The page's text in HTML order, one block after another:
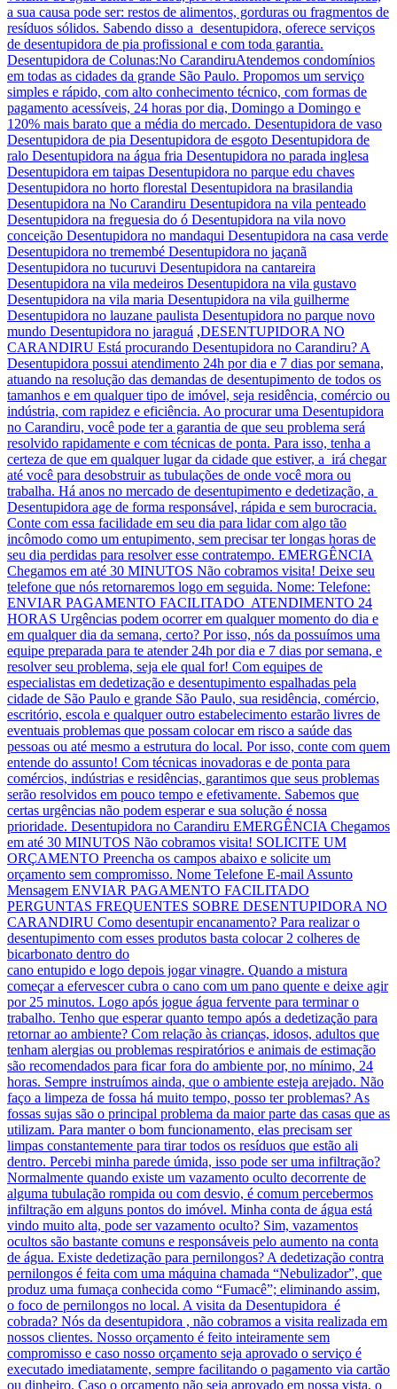
a sua causa pode ser: restos de alimentos, gorduras ou fragmentos de
resíduos sólidos. Sabendo disso a desentupidora, oferece serviços
de desentupidora de pia profissional e com toda garantia.
Desentupidora de Colunas:No CarandiruAtendemos condomínios
em todas as cidades da grande São Paulo. Propomos um serviço
simples e rápido, com alto conhecimento técnico, com formas de
pagamento acessíveis, 24 horas por dia, Domingo a Domingo e
120% mais barato que a média do mercado. Desentupidora de vaso
Desentupidora de pia Desentupidora de esgoto Desentupidora de
ralo Desentupidora na água fria Desentupidora no parada inglesa
Desentupidora em taipas Desentupidora no parque edu chaves
Desentupidora no horto florestal Desentupidora na brasilandia
Desentupidora na No Carandiru Desentupidora na vila penteado
Desentupidora na freguesia do ó Desentupidora na vila novo
conceição Desentupidora no mandaqui Desentupidora na casa verde
Desentupidora no tremembé Desentupidora no jaçanã
Desentupidora no tucuruvi Desentupidora na cantareira
Desentupidora na vila medeiros Desentupidora na vila gustavo
Desentupidora na vila maria Desentupidora na vila guilherme
Desentupidora no lauzane paulista Desentupidora no parque novo
mundo Desentupidora no jaraguá ,DESENTUPIDORA NO
CARANDIRU Está procurando Desentupidora no Carandiru? A
Desentupidora possui atendimento 24h por dia e 7 dias por semana,
atuando na resolução das demandas de desentupimento de todos os
tamanhos e em qualquer tipo de imóvel, seja residência, comércio ou
indústria, com rapidez e eficiência. Ao procurar uma Desentupidora
no Carandiru, você pode ter a garantia de que seu problema será
resolvido rapidamente e com técnicas de ponta. Para isso, tenha a
certeza de que em qualquer lugar da cidade que estiver, a irá chegar
até você para desobstruir as tubulações de onde você mora ou
trabalha. Há anos no mercado de desentupimento e dedetização, a
Desentupidora age de forma responsável, rápida e sem burocracia.
Conte com essa facilidade em seu dia para lidar com algo tão
incômodo como um entupimento, sem precisar ter longas horas de
seu dia perdidas para resolver esse contratempo. EMERGÊNCIA
Chegamos em até 30 MINUTOS Não cobramos visita! Deixe seu
telefone que nós retornaremos logo em seguida. Nome: Telefone:
ENVIAR PAGAMENTO FACILITADO ATENDIMENTO 24
HORAS Urgências podem ocorrer em qualquer momento do dia e
em qualquer dia da semana, certo? Por isso, nós da possuímos uma
equipe preparada para te atender 24h por dia e 7 dias por semana, e
resolver seu problema, seja ele qual for! Com equipes de
especialistas em dedetização e desentupimento espalhadas pela
cidade de São Paulo e grande São Paulo, sua residência, comércio,
escritório, escola e qualquer outro estabelecimento estarão livres de
eventuais problemas que possam colocar em risco a saúde das
pessoas ou até mesmo a estrutura do local. Por isso, conte com quem
entende do assunto! Com técnicas inovadoras e de ponta para
comércios, indústrias e residências, garantimos que seus problemas
serão resolvidos em pouco tempo e efetivamente. Sabemos que
certas urgências não podem esperar e sua solução é nossa
prioridade. Desentupidora no Carandiru EMERGÊNCIA Chegamos
em até 30 MINUTOS Não cobramos visita! SOLICITE UM
ORÇAMENTO Preencha os campos abaixo e solicite um
orçamento sem compromisso. Nome Telefone E-mail Assunto
Mensagem ENVIAR PAGAMENTO FACILITADO
PERGUNTAS FREQUENTES SOBRE DESENTUPIDORA NO
CARANDIRU Como desentupir encanamento? Para realizar o
desentupimento com esses produtos basta colocar 2 colheres de
bicarbonato dentro do
cano entupido e logo depois jogar vinagre. Quando a mistura
começar a efervescer cubra o cano com um pano quente e deixe agir
por 25 minutos. Logo após jogue água fervente para terminar o
trabalho. Tenho que esperar quanto tempo após a dedetização para
retornar ao ambiente? Com relação às crianças, idosos, adultos que
tenham alergias ou problemas respiratórios e animais de estimação
são recomendados para ficar fora do ambiente por, no mínimo, 24
horas. Sempre instruímos ainda, que o ambiente esteja arejado. Não
faço a limpeza de fossa há muito tempo, posso ter problemas? As
fossas sujas são o principal problema da maior parte das casas que as
utilizam. Para manter o bom funcionamento, elas precisam ser
limpas constantemente para tirar todos os resíduos que estão ali
dentro. Percebi minha parede úmida, isso pode ser uma infiltração?
Normalmente quando existe um vazamento oculto decorrente de
alguma tubulação rompida ou com desvio, é comum percebermos
infiltração em alguns pontos do imóvel. Minha conta de água está
vindo muito alta, pode ser vazamento oculto? Sim, vazamentos
ocultos são bastante comuns e responsáveis pelo aumento na conta
de água. Existe dedetização para pernilongos? A dedetização contra
pernilongos é feita com uma máquina chamada “Nebulizador”, que
produz uma fumaça conhecida como “Fumacê”; eliminando assim,
o foco de pernilongos no local. A visita da Desentupidora é
cobrada? Nós da desentupidora , não cobramos a visita realizada em
nossos clientes. Nosso orçamento é feito inteiramente sem
compromisso e caso nosso orçamento seja aprovado o serviço é
executado imediatamente, sempre facilitando o pagamento via cartão
ou dinheiro. Caso o orçamento não seja aprovado em nossa vista, o